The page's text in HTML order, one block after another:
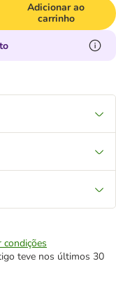
Adicionar ao
carrinho
condições
teve nos últimos 30